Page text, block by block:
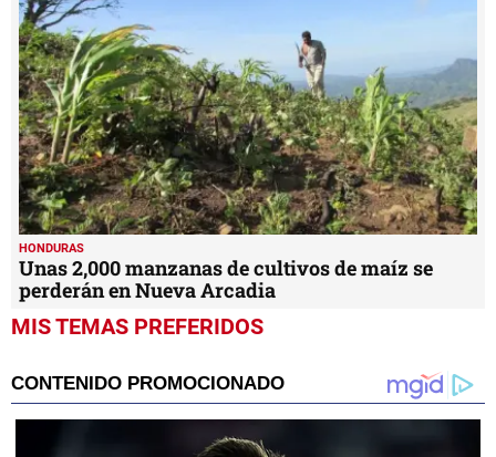
HONDURAS
Unas 2,000 manzanas de cultivos de maíz se
perderán en Nueva Arcadia
MIS TEMAS PREFERIDOS